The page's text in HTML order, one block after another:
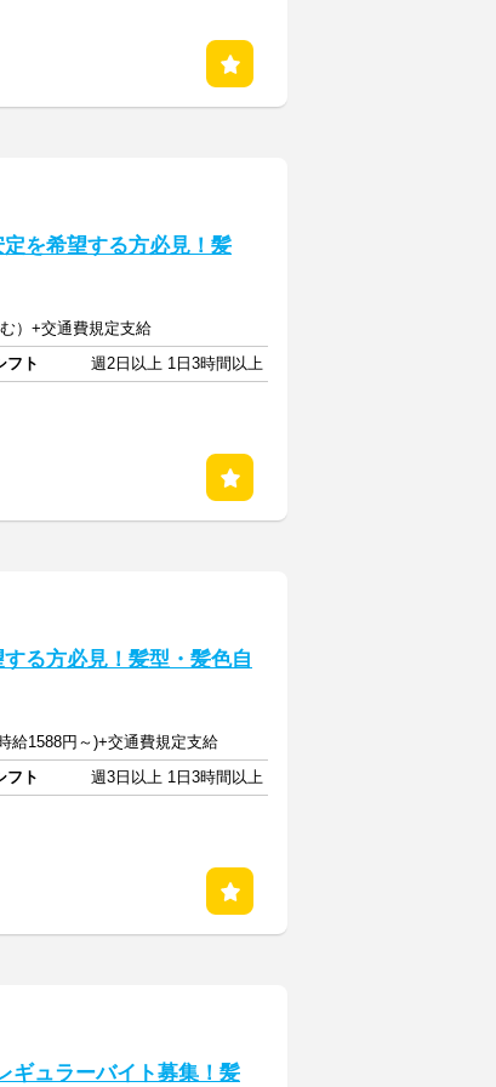
を希望する方必見！髪
）+交通費規定支給
フト
週2日以上 1日3時間以上
る方必見！髪型・髪色自
給1588円～)+交通費規定支給
フト
週3日以上 1日3時間以上
ギュラーバイト募集！髪